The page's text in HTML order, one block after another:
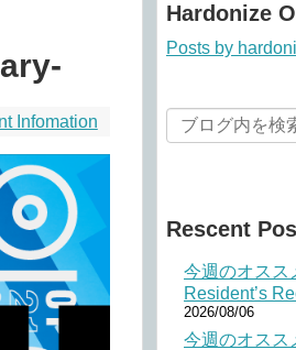
Infomation
Hardonize
Posts by
Rescent
今週のオスス
Resident’s
2026/08/06
今週のオスス